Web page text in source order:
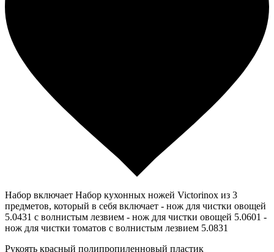
Набор включает Набор кухонных ножей Victorinox из 3
предметов, который в себя включает - нож для чистки овощей
5.0431 с волнистым лезвием - нож для чистки овощей 5.0601 -
нож для чистки томатов с волнистым лезвием 5.0831
Рукоять красный полипропиленновый пластик